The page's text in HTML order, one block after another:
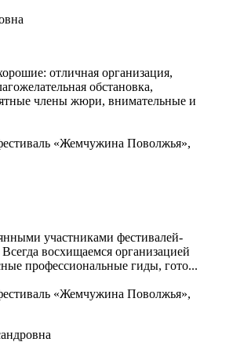
отличная организация,
обстановка,
члены жюри, внимательные и
«Жемчужина Поволжья»,
участниками фестивалей-
восхищаемся организацией
профессиональные гиды, гото...
«Жемчужина Поволжья»,